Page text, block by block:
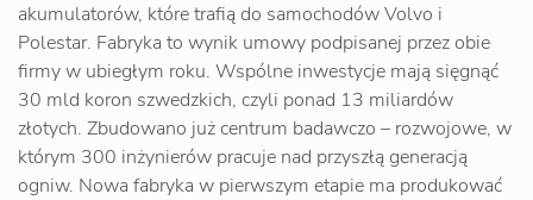
akumulatorów, które trafią do samochodów Volvo i
Polestar. Fabryka to wynik umowy podpisanej przez obie
firmy w ubiegłym roku. Wspólne inwestycje mają sięgnąć
30 mld koron szwedzkich, czyli ponad 13 miliardów
złotych. Zbudowano już centrum badawczo – rozwojowe, w
którym 300 inżynierów pracuje nad przyszłą generacją
ogniw. Nowa fabryka w pierwszym etapie ma produkować